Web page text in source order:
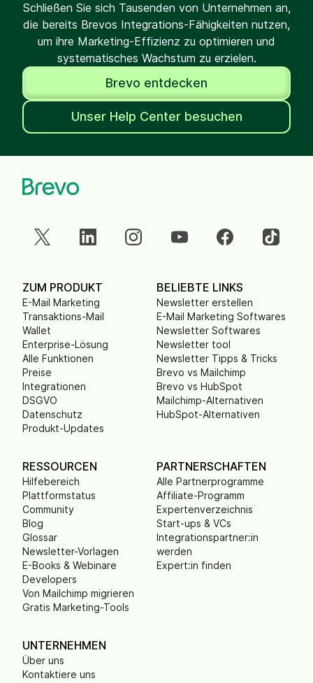
Schließen Sie sich Tausenden von Unternehmen an,
die bereits Brevos Integrations-Fähigkeiten nutzen,
um ihre Marketing-Effizienz zu optimieren und
systematisches Wachstum zu erzielen.
Brevo entdecken
Unser Help Center besuchen
ZUM PRODUKT
E-Mail Marketing
Transaktions-Mail
Wallet
Enterprise-Lösung
Alle Funktionen
Preise
Integrationen
DSGVO
Datenschutz
Produkt-Updates
BELIEBTE LINKS
Newsletter erstellen
E-Mail Marketing Softwares
Newsletter Softwares
Newsletter tool
Newsletter Tipps & Tricks
Brevo vs Mailchimp
Brevo vs HubSpot
Mailchimp-Alternativen
HubSpot-Alternativen
RESSOURCEN
Hilfebereich
Plattformstatus
Community
Blog
Glossar
Newsletter-Vorlagen
E-Books & Webinare
Developers
Von Mailchimp migrieren
Gratis Marketing-Tools
PARTNERSCHAFTEN
Alle Partnerprogramme
Affiliate-Programm
Expertenverzeichnis
Start-ups & VCs
Integrationspartner:in
werden
Expert:in finden
UNTERNEHMEN
Über uns
Kontaktiere uns